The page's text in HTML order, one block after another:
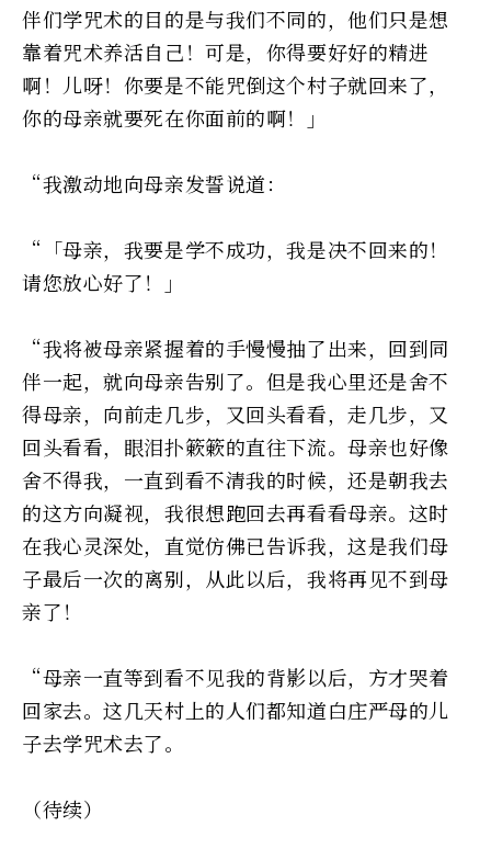
伴们学咒术的目的是与我们不同的，他们只是想
靠着咒术养活自己！可是，你得要好好的精进
啊！儿呀！你要是不能咒倒这个村子就回来了，
你的母亲就要死在你面前的啊！」
“我激动地向母亲发誓说道：
“「母亲，我要是学不成功，我是决不回来的！
请您放心好了！」
“我将被母亲紧握着的手慢慢抽了出来，回到同
伴一起，就向母亲告别了。但是我心里还是舍不
得母亲，向前走几步，又回头看看，走几步，又
回头看看，眼泪扑簌簌的直往下流。母亲也好像
舍不得我，一直到看不清我的时候，还是朝我去
的这方向凝视，我很想跑回去再看看母亲。这时
在我心灵深处，直觉仿佛已告诉我，这是我们母
子最后一次的离别，从此以后，我将再见不到母
亲了！
“母亲一直等到看不见我的背影以后，方才哭着
回家去。这几天村上的人们都知道白庄严母的儿
子去学咒术去了。
（待续）